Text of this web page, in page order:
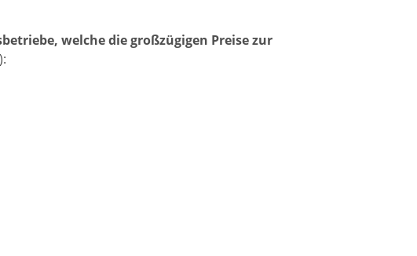
welche die großzügigen Preise zur